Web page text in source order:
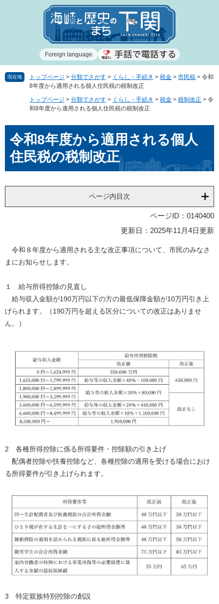
で
ば
Foreign language
現在地 トップページ > 分類でさがす > くらし・手続き > 税金 > 市民税 > 令和
8年度から適用される個人住民税の税制改正
トップページ > 分類でさがす > くらし・手続き > 税金 > 税制改正 > 令
和8年度から適用される個人住民税の税制改正
文令和8年度から適用される個人
住民税の税制改正
ページ内目次
ページID：0140400
更新日：2025年11月4日更新
令和８年度から適用される主な改正事項について、市民のみなさ
まにお知らせします。
１ 給与所得控除の見直し
給与収入金額が190万円以下の方の最低保障金額が10万円引き上
げられます。（190万円を超える区分についての改正はありませ
ん。）
2 各種所得控除に係る所得要件・控除額の引き上げ
配偶者控除や扶養控除など、各種控除の適用を受ける場合におけ
る所得要件が引き上げられます。
3 特定親族特別控除の創設